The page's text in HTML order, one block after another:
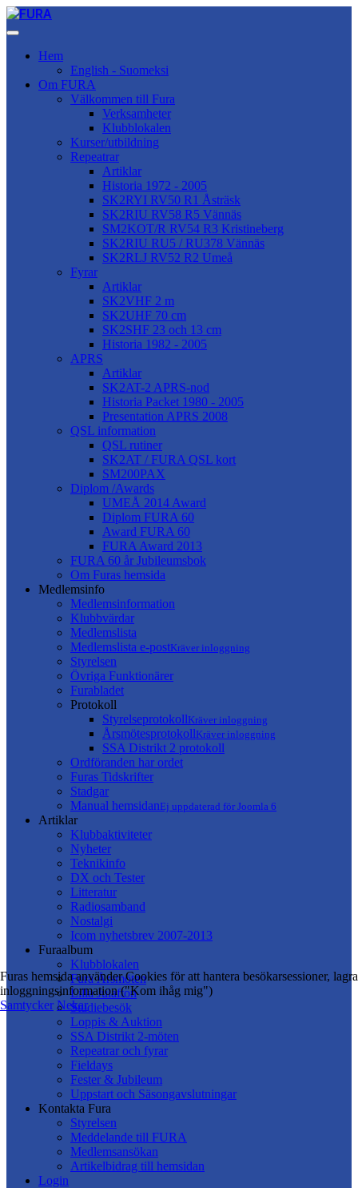
Hem
English - Suomeksi
Om FURA
Välkommen till Fura
Verksamheter
Klubblokalen
Kurser/utbildning
Repeatrar
Artiklar
Historia 1972 - 2005
SK2RYI RV50 R1 Åsträsk
SK2RIU RV58 R5 Vännäs
SM2KOT/R RV54 R3 Kristineberg
SK2RIU RU5 / RU378 Vännäs
SK2RLJ RV52 R2 Umeå
Fyrar
Artiklar
SK2VHF 2 m
SK2UHF 70 cm
SK2SHF 23 och 13 cm
Historia 1982 - 2005
APRS
Artiklar
SK2AT-2 APRS-nod
Historia Packet 1980 - 2005
Presentation APRS 2008
QSL information
QSL rutiner
SK2AT / FURA QSL kort
SM200PAX
Diplom /Awards
UMEÅ 2014 Award
Diplom FURA 60
Award FURA 60
FURA Award 2013
FURA 60 år Jubileumsbok
Om Furas hemsida
Medlemsinfo
Medlemsinformation
Klubbvärdar
Medlemslista
Medlemslista e-postKräver inloggning
Styrelsen
Övriga Funktionärer
Furabladet
Protokoll
StyrelseprotokollKräver inloggning
ÅrsmötesprotokollKräver inloggning
SSA Distrikt 2 protokoll
Ordföranden har ordet
Furas Tidskrifter
Stadgar
Manual hemsidanEj uppdaterad för Joomla 6
Artiklar
Klubbaktiviteter
Nyheter
Teknikinfo
DX och Tester
Litteratur
Radiosamband
Nostalgi
Icom nyhetsbrev 2007-2013
Furaalbum
Klubblokalen
Fura Årsmöten
Lilla Julafton
Studiebesök
Loppis & Auktion
SSA Distrikt 2-möten
Repeatrar och fyrar
Fieldays
Fester & Jubileum
Uppstart och Säsongavslutningar
Kontakta Fura
Styrelsen
Meddelande till FURA
Medlemsansökan
Artikelbidrag till hemsidan
Login
Furas hemsida använder Cookies för att hantera besökarsessioner, lagra
inloggningsinformation ("Kom ihåg mig")
Samtycker Nekar